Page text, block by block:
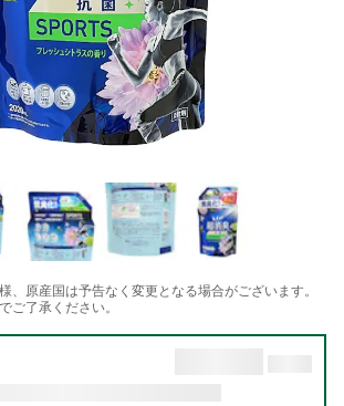
、原産国は予告なく変更となる場合がございます。
ご了承ください。